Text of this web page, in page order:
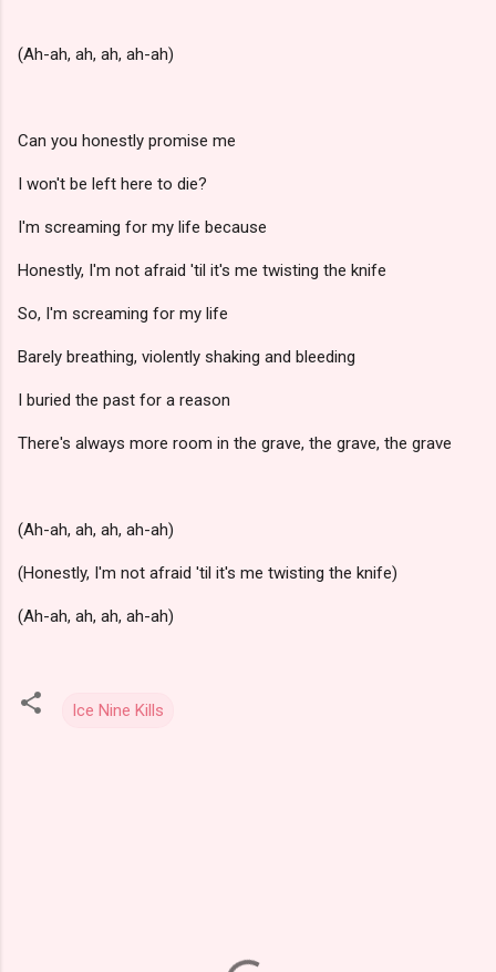
(Ah-ah, ah, ah, ah-ah)
Can you honestly promise me
I won't be left here to die?
I'm screaming for my life because
Honestly, I'm not afraid 'til it's me twisting the knife
So, I'm screaming for my life
Barely breathing, violently shaking and bleeding
I buried the past for a reason
There's always more room in the grave, the grave, the grave
(Ah-ah, ah, ah, ah-ah)
(Honestly, I'm not afraid 'til it's me twisting the knife)
(Ah-ah, ah, ah, ah-ah)
Ice Nine Kills